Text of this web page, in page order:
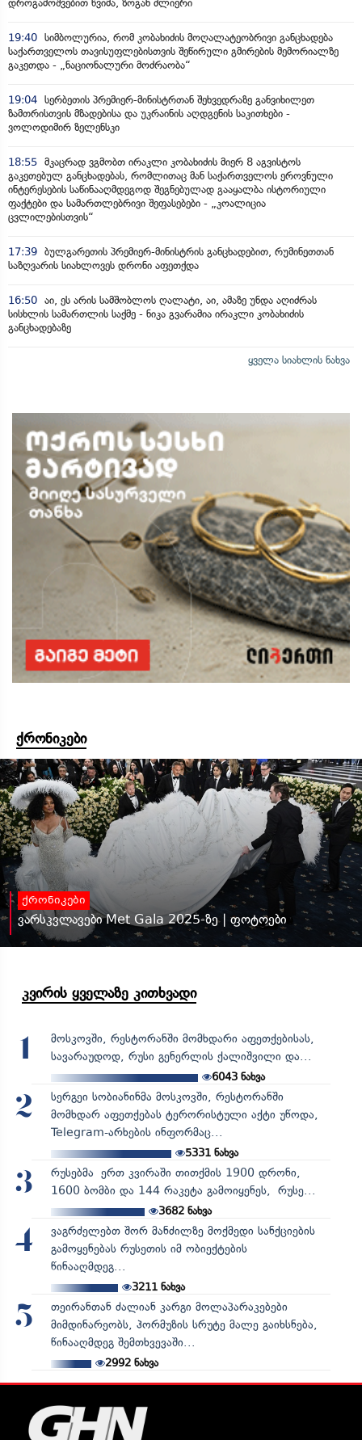
დროგამოშვებით წვიმა, ზოგან ძლიერი
19:40 სიმბოლურია, რომ კობახიძის მოღალატეობრივი განცხადება
საქართველოს თავისუფლებისთვის შეწირული გმირების მემორიალზე
გაკეთდა - „ნაციონალური მოძრაობა“
19:04 სერბეთის პრემიერ-მინისტრთან შეხვედრაზე განვიხილეთ
ზამთრისთვის მზადებისა და უკრაინის აღდგენის საკითხები -
ვოლოდიმირ ზელენსკი
18:55 მკაცრად ვგმობთ ირაკლი კობახიძის მიერ 8 აგვისტოს
გაკეთებულ განცხადებას, რომლითაც მან საქართველოს ეროვნული
ინტერესების საწინააღმდეგოდ შეგნებულად გააყალბა ისტორიული
ფაქტები და სამართლებრივი შეფასებები - „კოალიცია
ცვლილებისთვის“
17:39 ბულგარეთის პრემიერ-მინისტრის განცხადებით, რუმინეთთან
საზღვარის სიახლოვეს დრონი აფეთქდა
16:50 აი, ეს არის სამშობლოს ღალატი, აი, ამაზე უნდა აღიძრას
სისხლის სამართლის საქმე - ნიკა გვარამია ირაკლი კობახიძის
განცხადებაზე
ყველა სიახლის ნახვა
ქრონიკები
ქრონიკები
ვარსკვლავები Met Gala 2025-ზე | ფოტოები
კვირის ყველაზე კითხვადი
1
მოსკოვში, რესტორანში მომხდარი აფეთქებისას,
სავარაუდოდ, რუსი გენერლის ქალიშვილი და...
6043 ნახვა
2
სერგეი სობიანინმა მოსკოვში, რესტორანში
მომხდარ აფეთქებას ტერორისტული აქტი უწოდა,
Telegram-არხების ინფორმაც...
5331ნახვა
3
რუსებმა ერთ კვირაში თითქმის 1900 დრონი,
1600 ბომბი და 144 რაკეტა გამოიყენეს, რუსე...
3682ნახვა
4
ვაგრძელებთ შორ მანძილზე მოქმედი სანქციების
გამოყენებას რუსეთის იმ ობიექტების
წინააღმდეგ...
3211ნახვა
5
თეირანთან ძალიან კარგი მოლაპარაკებები
მიმდინარეობს, ჰორმუზის სრუტე მალე გაიხსნება,
წინააღმდეგ შემთხვევაში...
2992ნახვა